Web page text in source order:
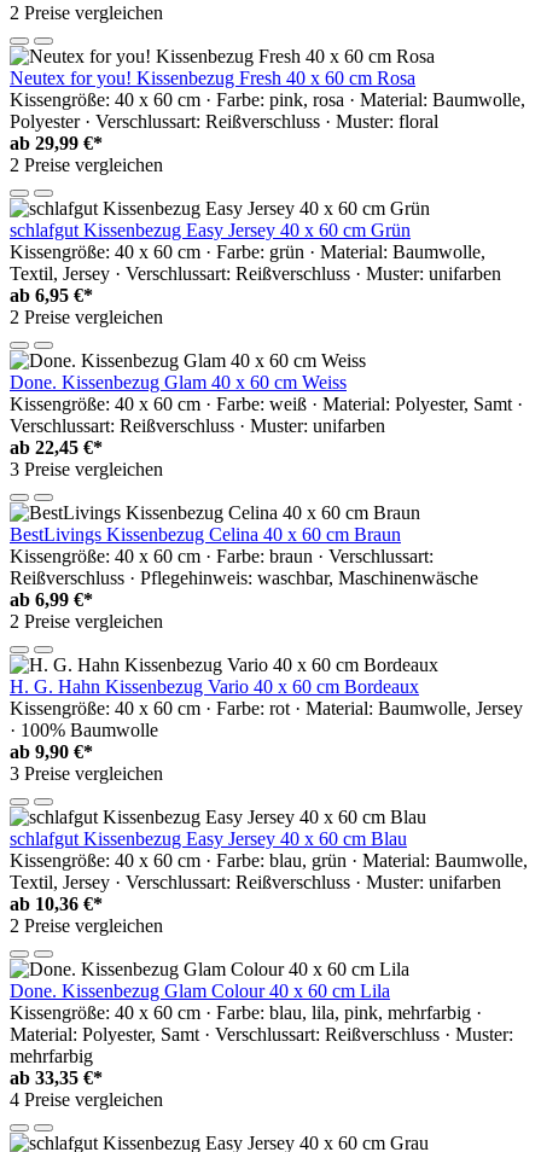
2 Preise vergleichen
Neutex for you! Kissenbezug Fresh 40 x 60 cm Rosa
Kissengröße: 40 x 60 cm · Farbe: pink, rosa · Material: Baumwolle,
Polyester · Verschlussart: Reißverschluss · Muster: floral
ab 29,99 €*
2 Preise vergleichen
schlafgut Kissenbezug Easy Jersey 40 x 60 cm Grün
Kissengröße: 40 x 60 cm · Farbe: grün · Material: Baumwolle,
Textil, Jersey · Verschlussart: Reißverschluss · Muster: unifarben
ab 6,95 €*
2 Preise vergleichen
Done. Kissenbezug Glam 40 x 60 cm Weiss
Kissengröße: 40 x 60 cm · Farbe: weiß · Material: Polyester, Samt ·
Verschlussart: Reißverschluss · Muster: unifarben
ab 22,45 €*
3 Preise vergleichen
BestLivings Kissenbezug Celina 40 x 60 cm Braun
Kissengröße: 40 x 60 cm · Farbe: braun · Verschlussart:
Reißverschluss · Pflegehinweis: waschbar, Maschinenwäsche
ab 6,99 €*
2 Preise vergleichen
H. G. Hahn Kissenbezug Vario 40 x 60 cm Bordeaux
Kissengröße: 40 x 60 cm · Farbe: rot · Material: Baumwolle, Jersey
· 100% Baumwolle
ab 9,90 €*
3 Preise vergleichen
schlafgut Kissenbezug Easy Jersey 40 x 60 cm Blau
Kissengröße: 40 x 60 cm · Farbe: blau, grün · Material: Baumwolle,
Textil, Jersey · Verschlussart: Reißverschluss · Muster: unifarben
ab 10,36 €*
2 Preise vergleichen
Done. Kissenbezug Glam Colour 40 x 60 cm Lila
Kissengröße: 40 x 60 cm · Farbe: blau, lila, pink, mehrfarbig ·
Material: Polyester, Samt · Verschlussart: Reißverschluss · Muster:
mehrfarbig
ab 33,35 €*
4 Preise vergleichen